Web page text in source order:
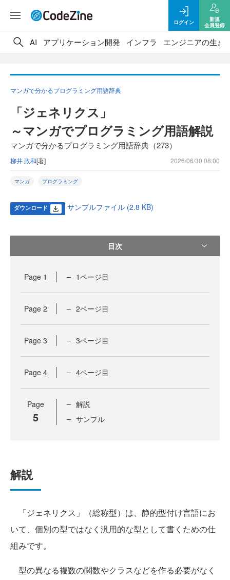
ログイン
新規
会員登録
AI アプリケーション開発 インフラ エンジニアの生き
マンガで分かるプログラミング用語辞典
「ジェネリクス」
～マンガでプログラミング用語解説
マンガで分かるプログラミング用語辞典（273）
柳井 政和[著] 2026/06/30 08:00
マンガ プログラミング
ダウンロード サンプルファイル (2.8 KB)
目次
Page 1 1ページ目
Page 2 2ページ目
Page 3 3ページ目
Page 4 4ページ目
Page
5
解説
サンプル
解説
「ジェネリクス」（総称型）は、静的型付け言語にお
いて、個別の型ではなく汎用的な型として書くための仕
組みです。
型の異なる複数の関数やクラスなどを作る必要がなく